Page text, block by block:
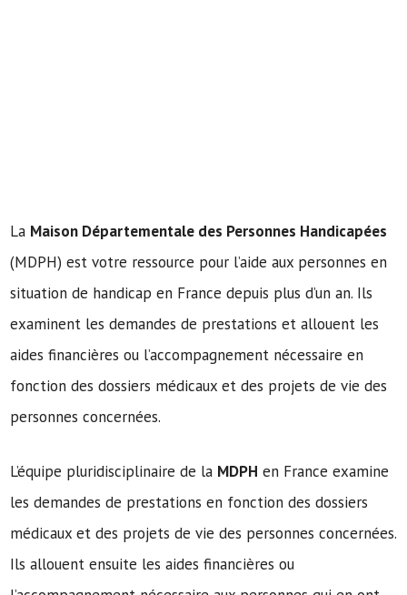
La Maison Départementale des Personnes Handicapées
(MDPH) est votre ressource pour l’aide aux personnes en
situation de handicap en France depuis plus d’un an. Ils
examinent les demandes de prestations et allouent les
aides financières ou l’accompagnement nécessaire en
fonction des dossiers médicaux et des projets de vie des
personnes concernées.
L’équipe pluridisciplinaire de la MDPH en France examine
les demandes de prestations en fonction des dossiers
médicaux et des projets de vie des personnes concernées.
Ils allouent ensuite les aides financières ou